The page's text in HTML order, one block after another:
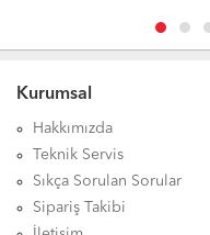
Kurumsal
Hakkımızda
Teknik Servis
Sıkça Sorulan Sorular
Sipariş Takibi